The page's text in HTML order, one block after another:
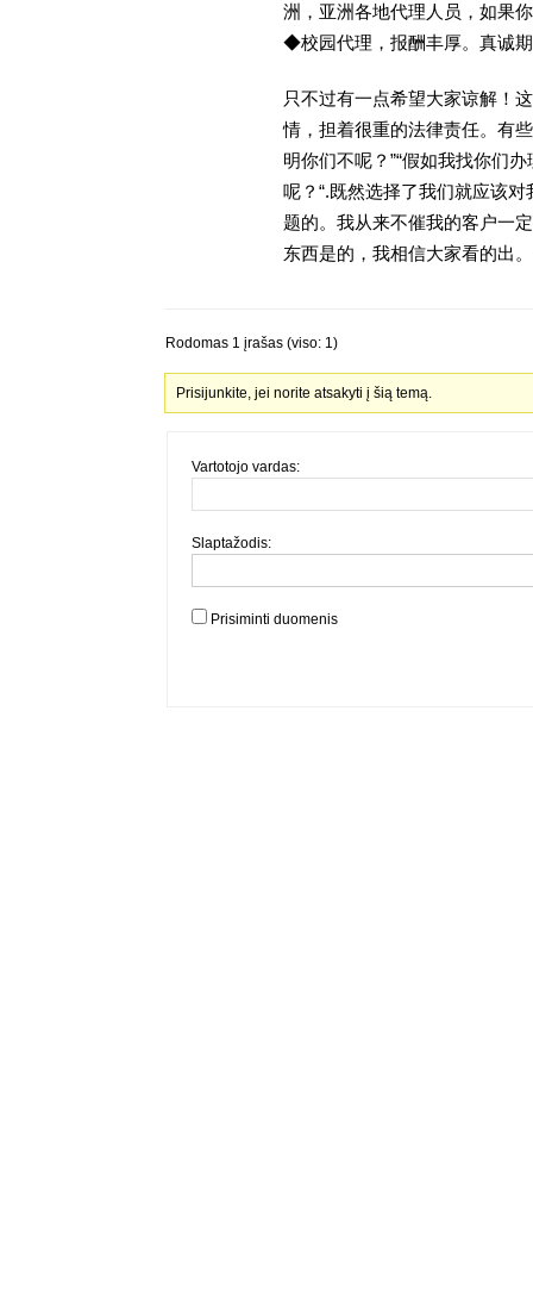
洲，亚洲各地代理人员，如果
◆校园代理，报酬丰厚。真诚
只不过有一点希望大家谅解！
情，担着很重的法律责任。有
明你们不呢？”“假如我找你们
呢？“.既然选择了我们就应该
题的。我从来不催我的客户一
东西是的，我相信大家看的出
Rodomas 1 įrašas (viso: 1)
Prisijunkite, jei norite atsakyti į šią temą.
Vartotojo vardas:
Slaptažodis:
Prisiminti duomenis